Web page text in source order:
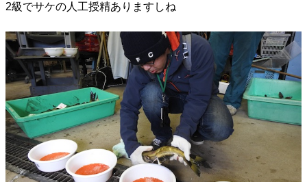
2級でサケの人工授精ありますしね